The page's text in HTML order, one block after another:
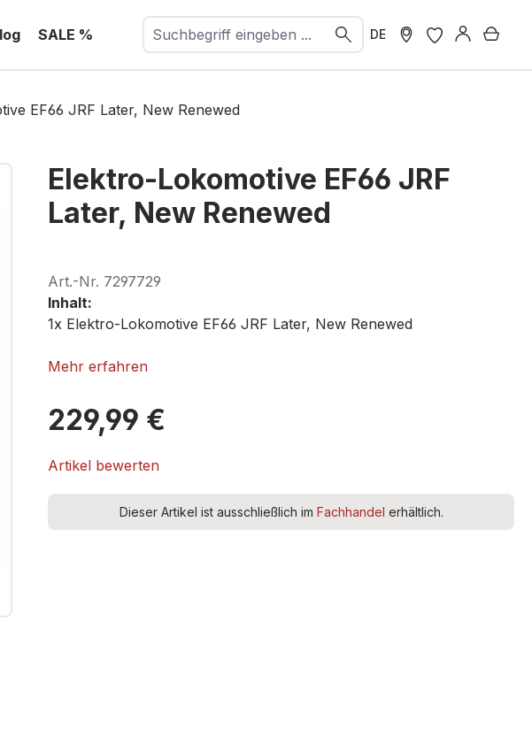
SALE % DE
EF66 JRF Later, New Renewed
Elektro-Lokomotive EF66 JRF
Later, New Renewed
Art.-Nr. 7297729
Inhalt:
1x Elektro-Lokomotive EF66 JRF Later, New Renewed
ROKUHAN T008-4
Mehr erfahren
229,99 €
Artikel bewerten
Dieser Artikel ist ausschließlich im Fachhandel erhältlich.